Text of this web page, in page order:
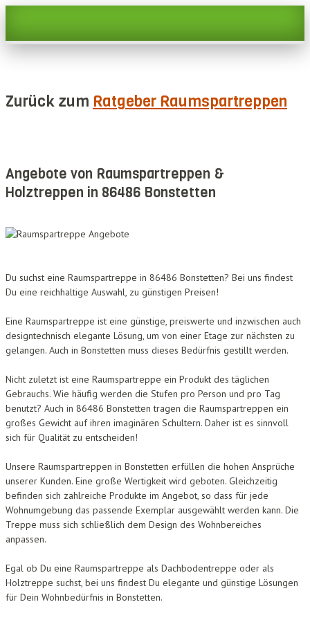
Zurück zum Ratgeber Raumspartreppen
Angebote von Raumspartreppen &
Holztreppen in 86486 Bonstetten
Du suchst eine Raumspartreppe in 86486 Bonstetten? Bei uns findest
Du eine reichhaltige Auswahl, zu günstigen Preisen!
Eine Raumspartreppe ist eine günstige, preiswerte und inzwischen auch
designtechnisch elegante Lösung, um von einer Etage zur nächsten zu
gelangen. Auch in Bonstetten muss dieses Bedürfnis gestillt werden.
Nicht zuletzt ist eine Raumspartreppe ein Produkt des täglichen
Gebrauchs. Wie häufig werden die Stufen pro Person und pro Tag
benutzt? Auch in 86486 Bonstetten tragen die Raumspartreppen ein
großes Gewicht auf ihren imaginären Schultern. Daher ist es sinnvoll
sich für Qualität zu entscheiden!
Unsere Raumspartreppen in Bonstetten erfüllen die hohen Ansprüche
unserer Kunden. Eine große Wertigkeit wird geboten. Gleichzeitig
befinden sich zahlreiche Produkte im Angebot, so dass für jede
Wohnumgebung das passende Exemplar ausgewählt werden kann. Die
Treppe muss sich schließlich dem Design des Wohnbereiches
anpassen.
Egal ob Du eine Raumspartreppe als Dachbodentreppe oder als
Holztreppe suchst, bei uns findest Du elegante und günstige Lösungen
für Dein Wohnbedürfnis in Bonstetten.